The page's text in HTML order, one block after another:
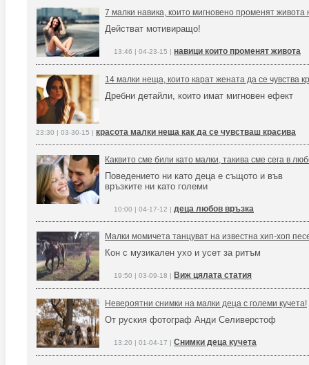
7 малки навика, които мигновено променят живота
Действат мотивиращо!
13:46 | 04-23-15 | навици които променят живота
14 малки неща, които карат жената да се чувства
Дребни детайли, които имат мигновен ефект
23:30 | 03-30-15 | красота малки неща как да се чувстваш красива
Каквито сме били като малки, такива сме сега в
Поведението ни като деца е същото и във
връзките ни като големи
10:00 | 04-17-12 | деца любов връзка
Малки момичета танцуват на известна хип-хоп
Кон с музикален ухо и усет за ритъм
19:50 | 03-09-18 | Виж цялата статия
Невероятни снимки на малки деца с големи кучета!
От руския фотограф Анди Селиверстоф
13:20 | 01-04-17 | Снимки деца кучета